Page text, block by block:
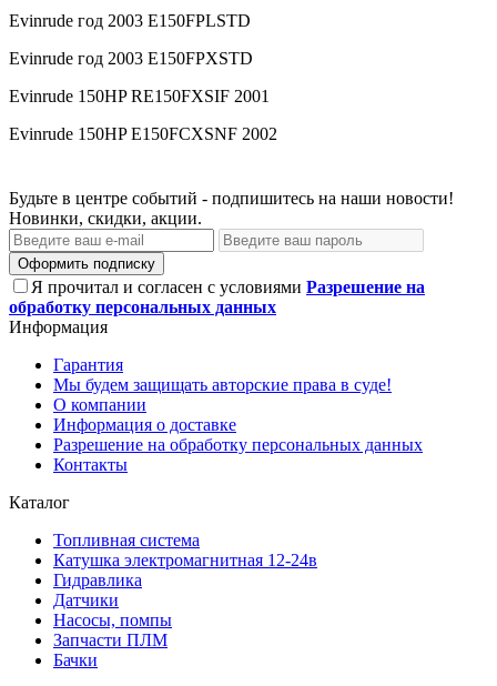
Evinrude год 2003 E150FPLSTD
Evinrude год 2003 E150FPXSTD
Evinrude 150HP RE150FXSIF 2001
Evinrude 150HP E150FCXSNF 2002
Будьте в центре событий - подпишитесь на наши новости!
Новинки, скидки, акции.
Оформить подписку
Я прочитал и согласен с условиями Разрешение на
обработку персональных данных
Информация
Гарантия
Мы будем защищать авторские права в суде!
О компании
Информация о доставке
Разрешение на обработку персональных данных
Контакты
Каталог
Топливная система
Катушка электромагнитная 12-24в
Гидравлика
Датчики
Насосы, помпы
Запчасти ПЛМ
Бачки